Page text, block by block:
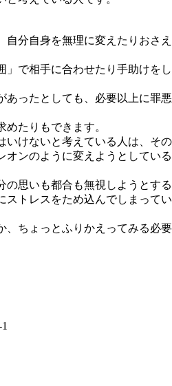
自分自身を無理に変えたりおさえ
」で相手に合わせたり手助けをし
あったとしても、必要以上に罪悪
めたりもできます。
いけないと考えている人は、その
オンのように変えようとしている
の思いも都合も無視しようとする
ストレスをため込んでしまってい
、ちょっとふりかえってみる必要